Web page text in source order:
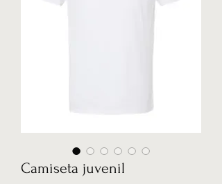
Camiseta juvenil